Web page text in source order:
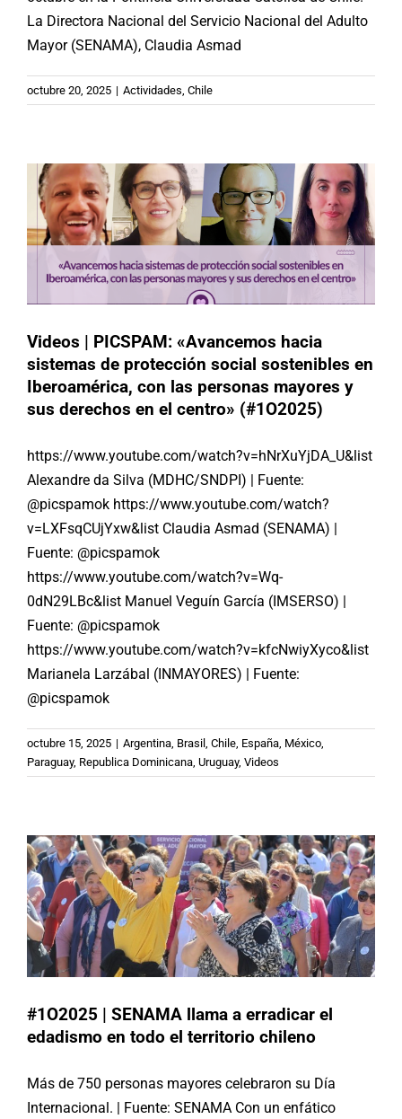
La Directora Nacional del Servicio Nacional del Adulto
Mayor (SENAMA), Claudia Asmad
octubre 20, 2025 | Actividades Chile
Videos | PICSPAM: «Avancemos
hacia sistemas de protección social
sostenibles en Iberoamérica, con las
Republica Dominicana
Uruguay Videos
Videos | PICSPAM: «Avancemos hacia
sistemas de protección social sostenibles en
Iberoamérica, con las personas mayores y
sus derechos en el centro» (#1O2025)
https://www.youtube.com/watch?v=hNrXuYjDA_U&list
Alexandre da Silva (MDHC/SNDPI) | Fuente:
@picspamok https://www.youtube.com/watch?
v=LXFsqCUjYxw&list Claudia Asmad (SENAMA) |
Fuente: @picspamok
https://www.youtube.com/watch?v=Wq-
0dN29LBc&list Manuel Veguín García (IMSERSO) |
Fuente: @picspamok
https://www.youtube.com/watch?v=kfcNwiyXyco&list
Marianela Larzábal (INMAYORES) | Fuente:
@picspamok
octubre 15, 2025 | Argentina, Brasil , Chile, España, México,
Paraguay, Republica Dominicana, Uruguay, Videos
#1O2025 | SENAMA llama a
erradicar el edadismo en todo el
#1O2025 | SENAMA llama a erradicar el
edadismo en todo el territorio chileno
Más de 750 personas mayores celebraron su Día
Internacional. | Fuente: SENAMA Con un enfático